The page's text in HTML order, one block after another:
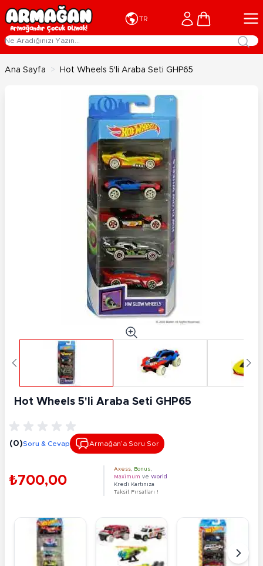
İçeriğe geç
TR Cart
Ana Sayfa > Hot Wheels 5'li Araba Seti GHP65
Hot Wheels 5'li Araba Seti GHP65
(0)Soru & Cevap Armağan’a Soru Sor
₺700,00
Axess Bonus
Maximum ve World
Kredi Kartınıza
Taksit Fırsatları !